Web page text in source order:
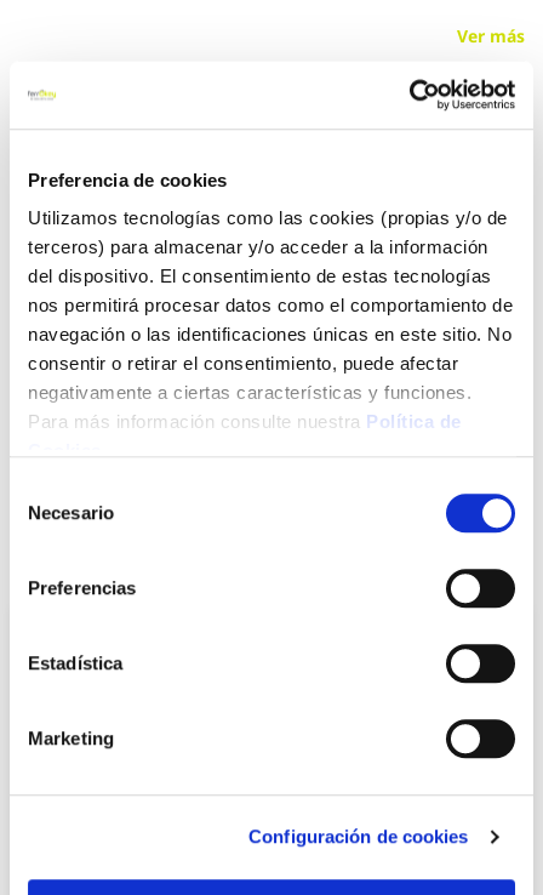
Preferencia de cookies
Utilizamos tecnologías como las cookies (propias y/o de
terceros) para almacenar y/o acceder a la información
del dispositivo. El consentimiento de estas tecnologías
nos permitirá procesar datos como el comportamiento de
navegación o las identificaciones únicas en este sitio. No
consentir o retirar el consentimiento, puede afectar
negativamente a ciertas características y funciones.
Para más información consulte nuestra Política de
Necesario
Preferencias
Estadística
Marketing
Configuración de cookies
Ver más
3,15 €
Click&Collect - Recogida gratis
en nuestras tiendas
Envío a domicilio:
5 días hábiles
+ INFO
TOP VENTAS